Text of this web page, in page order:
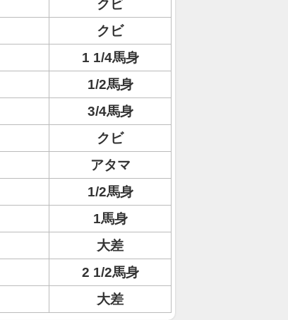
クビ
クビ
1 1/4馬身
1/2馬身
3/4馬身
クビ
アタマ
1/2馬身
1馬身
大差
2 1/2馬身
大差